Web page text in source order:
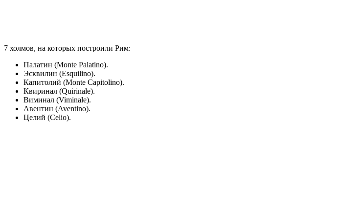
7 холмов, на которых построили Рим:
Палатин (Monte Palatino).
Эсквилин (Esquilino).
Капитолий (Monte Capitolino).
Квиринал (Quirinale).
Виминал (Viminale).
Авентин (Aventino).
Целий (Celio).